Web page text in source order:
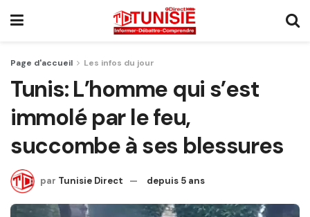
Page d'accueil Les infos du jour
Tunis: L’homme qui s’est
immolé par le feu,
succombe à ses blessures
par Tunisie Direct depuis 5 ans